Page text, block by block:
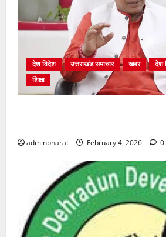
देश विदेश उत्तराखंड समाचार खबर देश
शिक्षा
adminbharat February 4, 2026 0